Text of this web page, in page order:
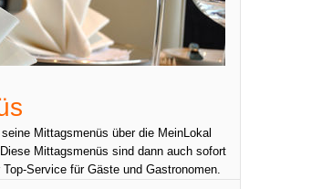
Mittagsmenüs über die MeinLokal
Mittagsmenüs sind dann auch sofort
Service für Gäste und Gastronomen.